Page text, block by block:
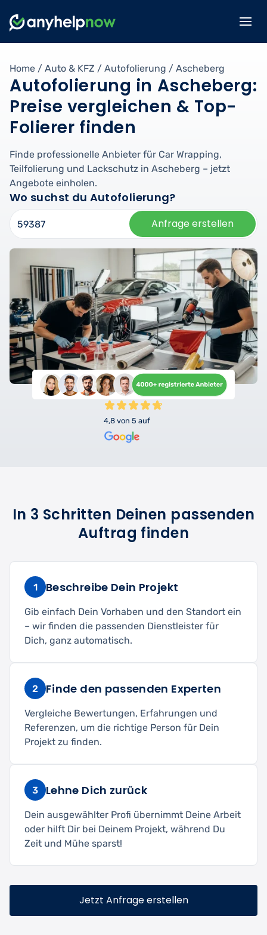
Home / Auto & KFZ / Autofolierung / Ascheberg
Autofolierung in Ascheberg:
Preise vergleichen & Top-
Folierer finden
Finde professionelle Anbieter für Car Wrapping,
Teilfolierung und Lackschutz in Ascheberg – jetzt
Angebote einholen.
Wo suchst du Autofolierung?
Anfrage erstellen
4,8 von 5 auf
In 3 Schritten Deinen passenden
Auftrag finden
1 Beschreibe Dein Projekt
Gib einfach Dein Vorhaben und den Standort ein
– wir finden die passenden Dienstleister für
Dich, ganz automatisch.
2 Finde den passenden Experten
Vergleiche Bewertungen, Erfahrungen und
Referenzen, um die richtige Person für Dein
Projekt zu finden.
3 Lehne Dich zurück
Dein ausgewählter Profi übernimmt Deine Arbeit
oder hilft Dir bei Deinem Projekt, während Du
Zeit und Mühe sparst!
Jetzt Anfrage erstellen